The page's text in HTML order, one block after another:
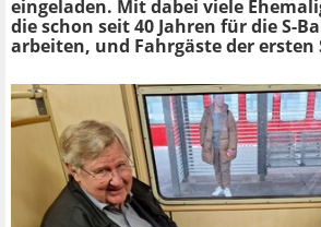
eingeladen. Mit dabei viele
die schon seit 40 Jahren für die S-
arbeiten, und Fahrgäste der ersten